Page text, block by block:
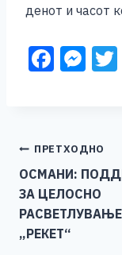
денот и часот
F
b
o
o
k
M
n
g
er
на
напис
ПРЕТХОДНО
ОСМАНИ:
ЗА ЦЕЛОСНО
„РЕКЕТ“